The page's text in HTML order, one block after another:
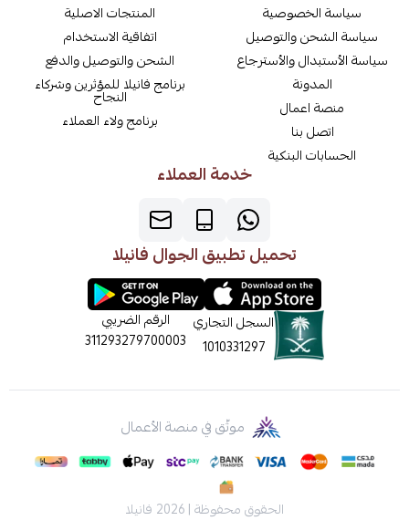
سياسة الخصوصية
سياسة الشحن والتوصيل
سياسة الأستبدال والأسترجاع
المدونة
منصة اعمال
اتصل بنا
الحسابات البنكية
المنتجات الاصلية
اتفاقية الاستخدام
الشحن والتوصيل والدفع
برنامج فانيلا للمؤثرين وشركاء
النجاح
برنامج ولاء العملاء
خدمة العملاء
تحميل تطبيق الجوال فانيلا
السجل التجاري
1010331297
الرقم الضريبي
311293279700003
موثّق في منصة الأعمال
الحقوق محفوظة | 2026 فانيلا